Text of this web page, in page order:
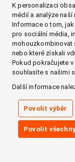
K personalizaci
médií a analýze
Informace o tom,
pro sociální média,
mohouzkombinovat
nebo které získali
Pokud pokračujete
souhlasíte s našimi
Další informace
Povolit výběr
Povolit
Facebook
Instagram
LinkedIn